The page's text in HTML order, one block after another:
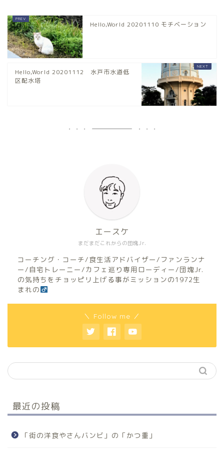
Hello,World 20201110 モチベーション
Hello,World 20201112 水戸市水道低
区配水塔
まだまだこれからの団塊Jr.
エースケ
コーチング・コーチ/食生活アドバイザー/ファンランナ
ー/自宅トレーニー/カフェ巡り専用ローディー/団塊Jr.
の気持ちをチョッピリ上げる事がミッションの1972生
まれの
＼ Follow me ／
最近の投稿
「街の洋食やさんバンビ」の「かつ重」